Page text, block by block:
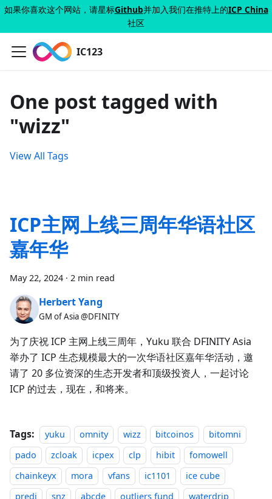
如果你喜欢这个网站，请星标Github并加入我们在推特上的ICP China
社区
IC123
One post tagged with
"wizz"
View All Tags
ICP主网上线三周年华语社区
嘉年华
May 22, 2024 · 2 min read
Herbert Yang
GM of Asia @DFINITY
为了庆祝 ICP 主网上线三周年，Yuku 联合 DFINITY Asia
举办了 ICP 生态规模最大的一次华语社区嘉年华活动，邀
请了 20 多位资深的生态开发者和顶级投资人，一起讨论
ICP 的过去，现在，和将来。
Tags: yuku omnity wizz bitcoinos
bitomni
pado
zcloak icpex clp hibit
fomowell
chainkeyx
mora vfans ic1101
ice cube
predi
snz abcde outliers fund waterdrip